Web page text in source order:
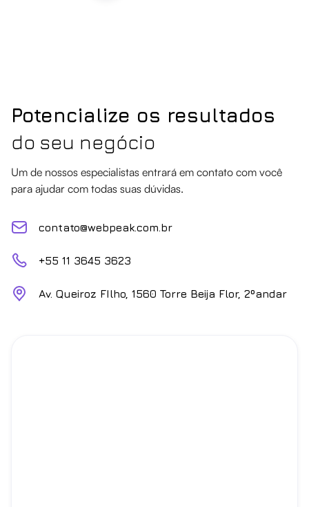
Potencialize os resultados
do seu negócio
Um de nossos especialistas entrará em contato com você
para ajudar com todas suas dúvidas.
contato@webpeak.com.br
+55 11 3645 3623
Av. Queiroz FIlho, 1560 Torre Beija Flor, 2ºandar